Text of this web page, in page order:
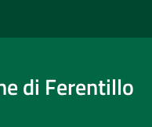
di Ferentillo